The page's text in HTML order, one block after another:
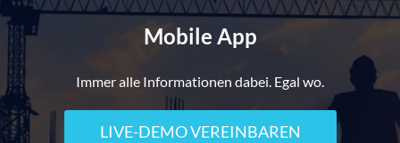
Mobile App
Immer alle Informationen dabei. Egal wo.
LIVE-DEMO VEREINBAREN